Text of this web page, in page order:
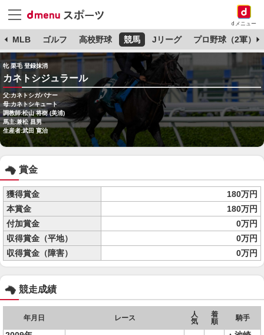
dメニュー
MLB ゴルフ 高校野球 競馬 Jリーグ プロ野球（2軍）
牝 栗毛 登録抹消
カネトシジュラール
父:カネトシガバナー
母:カネトシキュート
調教師:松山 将樹 (美浦)
馬主:兼松 昌男
生産者:武田 寛治
賞金
獲得賞金
180万円
本賞金
180万円
付加賞金
0万円
収得賞金（平地）
0万円
収得賞金（障害）
0万円
競走成績
年月日 レース
人
気
着
順
騎手